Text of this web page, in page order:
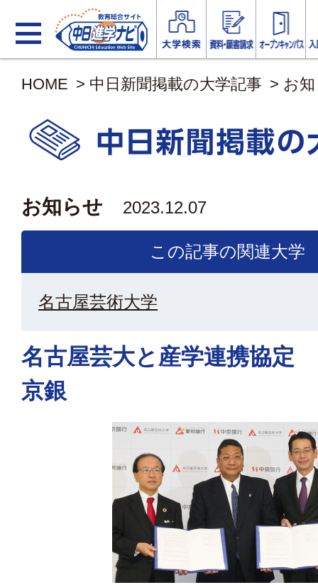
HOME > 中日新聞掲載の大学記事 > お
お知らせ 2023.12.07
この記事の関連大学
名古屋芸術大学
名古屋芸大と産学連携協定
京銀